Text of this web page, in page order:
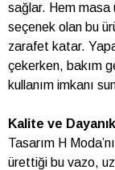
sağlar. Hem masa
seçenek olan bu
zarafet katar.
çekerken, bakım
kullanım imkanı
Kalite ve
Tasarım H
ürettiği bu vazo,